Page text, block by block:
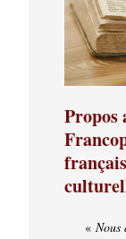
Propos
«Nous